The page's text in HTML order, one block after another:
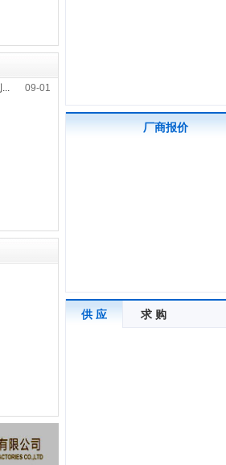
... 09-01
厂商报价
供 应 求 购